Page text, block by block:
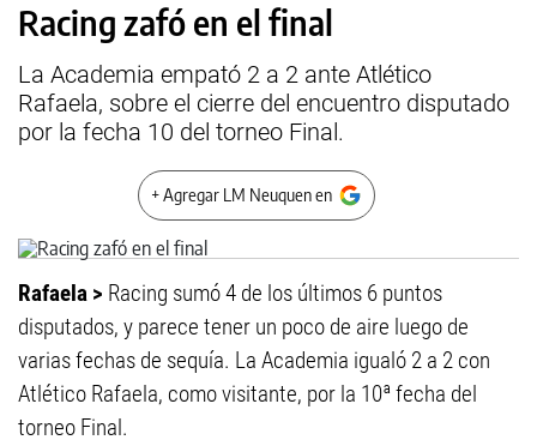
Racing zafó en el final
La Academia empató 2 a 2 ante Atlético
Rafaela, sobre el cierre del encuentro disputado
por la fecha 10 del torneo Final.
+ Agregar LM Neuquen en
Rafaela > Racing sumó 4 de los últimos 6 puntos
disputados, y parece tener un poco de aire luego de
varias fechas de sequía. La Academia igualó 2 a 2 con
Atlético Rafaela, como visitante, por la 10ª fecha del
torneo Final.